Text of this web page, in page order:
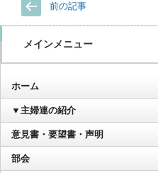
前の記事
メインメニュー
ホーム
▼主婦連の紹介
意見書・要望書・声明
部会